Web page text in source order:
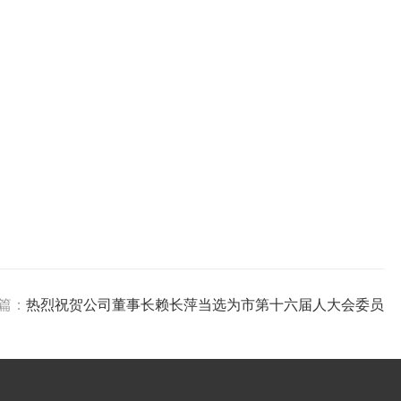
：热烈祝贺公司董事长赖长萍当选为市第十六届人大会委员